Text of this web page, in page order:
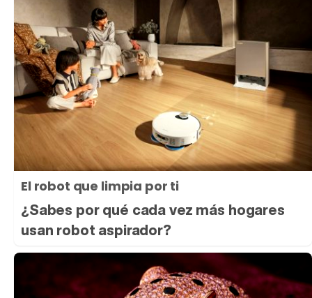
El robot que limpia por ti
¿Sabes por qué cada vez más hogares
usan robot aspirador?